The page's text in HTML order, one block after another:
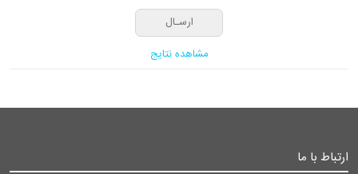
مشاهده نتایج
ارتباط با ما